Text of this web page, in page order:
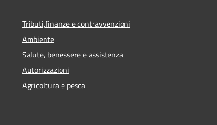
Tributi,finanze e contravvenzioni
Ambiente
Salute, benessere e assistenza
Autorizzazioni
Agricoltura e pesca